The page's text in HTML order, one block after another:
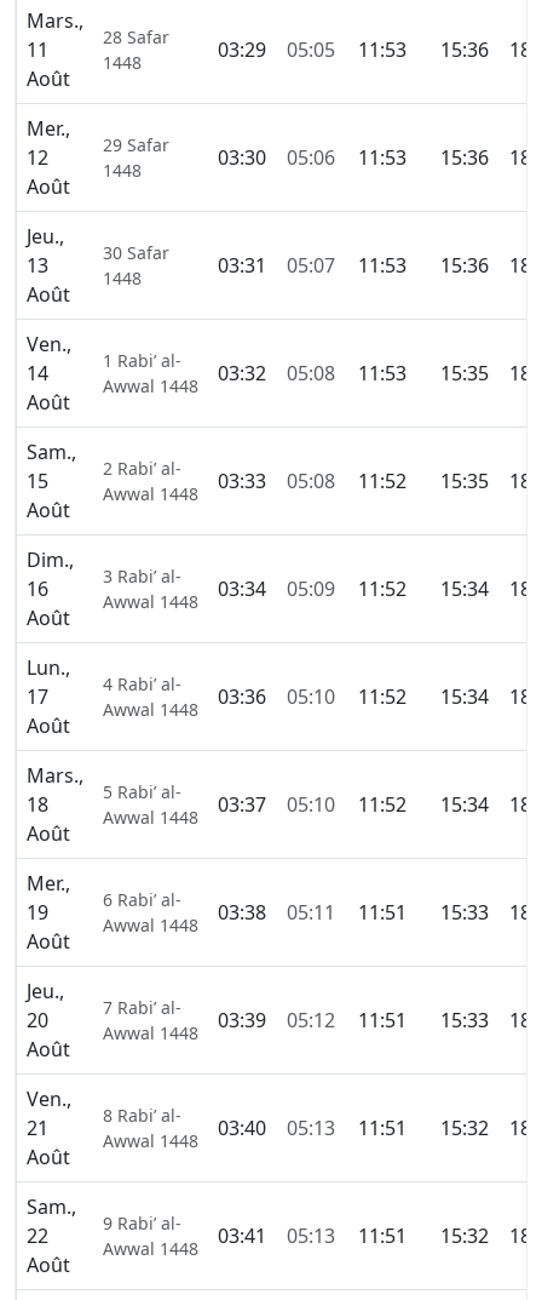
Mars.,
11
Août
28 Safar
1448
03:29 05:05 11:53 15:36
Mer.,
12
Août
29 Safar
1448
03:30 05:06 11:53 15:36
Jeu.,
13
Août
30 Safar
1448
03:31 05:07 11:53 15:36
Ven.,
14
Août
1 Rabi’ al-
Awwal 1448
03:32 05:08 11:53 15:35
Sam.,
15
Août
2 Rabi’ al-
Awwal 1448
03:33 05:08 11:52 15:35
Dim.,
16
Août
3 Rabi’ al-
Awwal 1448
03:34 05:09 11:52 15:34
Lun.,
17
Août
4 Rabi’ al-
Awwal 1448
03:36 05:10 11:52 15:34
Mars.,
18
Août
5 Rabi’ al-
Awwal 1448
03:37 05:10 11:52 15:34
Mer.,
19
Août
6 Rabi’ al-
Awwal 1448
03:38 05:11 11:51 15:33
Jeu.,
20
Août
7 Rabi’ al-
Awwal 1448
03:39 05:12 11:51 15:33
Ven.,
21
Août
8 Rabi’ al-
Awwal 1448
03:40 05:13 11:51 15:32
Sam.,
22
Août
9 Rabi’ al-
Awwal 1448
03:41 05:13 11:51 15:32